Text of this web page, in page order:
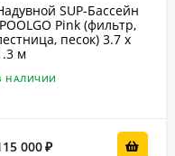
SUP-Бассейн
Pink (фильтр,
песок) 3.7 x
м
НАЛИЧИИ
000₽